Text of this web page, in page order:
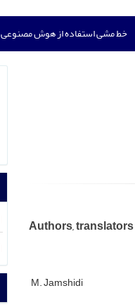
خط مشی استفاده از هوش مصنوعی
Authors,
M. Jamshidi